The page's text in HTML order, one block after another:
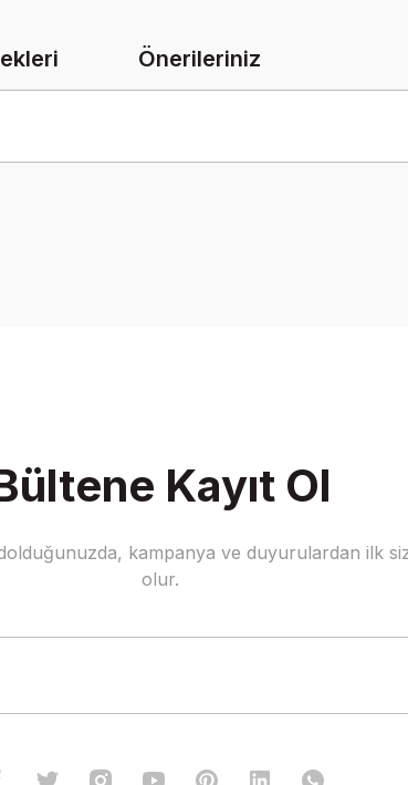
Önerileriniz
Gönder
Kayıt Ol
kampanya ve duyurulardan ilk
olur.